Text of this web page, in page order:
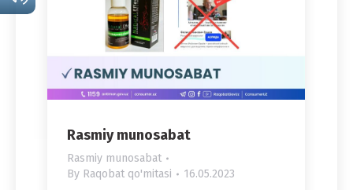
Rasmiy munosabat
Rasmiy munosabat
By Raqobat qo'mitasi 16.05.2023